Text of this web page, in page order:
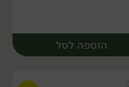
הוספה לסל